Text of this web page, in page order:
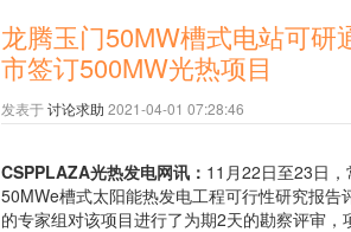
龙腾玉门50MW槽式电站可
市签订500MW光热项目
发表于讨论求助 2021-04-01 07:28:46
CSPPLAZA光热发电网讯： 11月22日至23日
50MWe槽式太阳能热发电工程可行性研究报
的专家组对该项目进行了为期2天的勘察评审，